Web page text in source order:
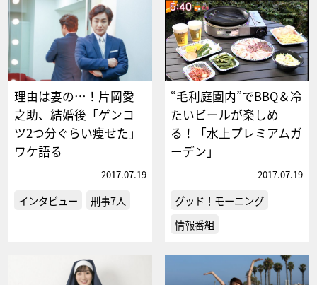
理由は妻の…！片岡愛
之助、結婚後「ゲンコ
ツ2つ分ぐらい痩せた」
ワケ語る
2017.07.19
インタビュー 刑事7人
“毛利庭園内”でBBQ＆冷
たいビールが楽しめ
る！「水上プレミアムガ
ーデン」
2017.07.19
グッド！モーニング
情報番組